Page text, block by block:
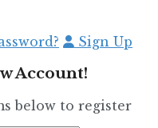
Sign Up
Account!
below to register